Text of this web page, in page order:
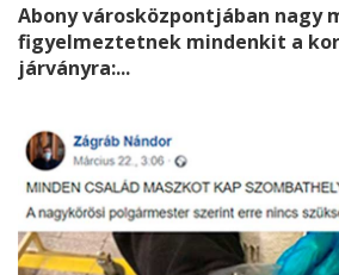
Abony városközpontjában nagy
figyelmeztetnek mindenkit a
járványra:...